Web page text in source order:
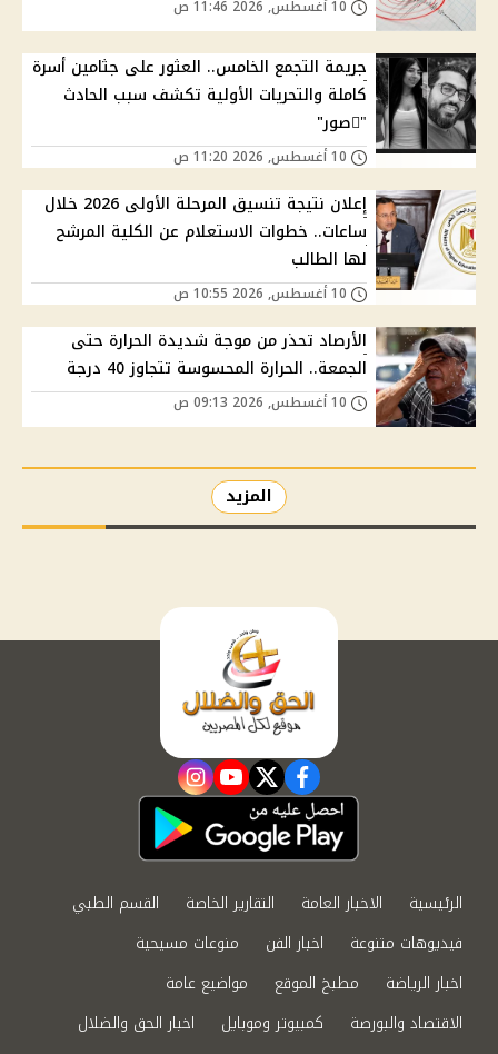
جريمة التجمع الخامس.. العثور على جثامين أسرة
كاملة والتحريات الأولية تكشف سبب الحادث
"ًصور"
إعلان نتيجة تنسيق المرحلة الأولى 2026 خلال
ساعات.. خطوات الاستعلام عن الكلية المرشح
لها الطالب
الأرصاد تحذر من موجة شديدة الحرارة حتى
الجمعة.. الحرارة المحسوسة تتجاوز 40 درجة
المزيد
facebook
twitter
youtube
instagram
الرئيسية الاخبار العامة التقارير الخاصة
القسم الطبي
فيديوهات متنوعة
اخبار الفن
منوعات مسيحية
اخبار الرياضة
مطبخ الموقع
مواضيع عامة
الاقتصاد والبورصة
كمبيوتر وموبايل
اخبار الحق والضلال